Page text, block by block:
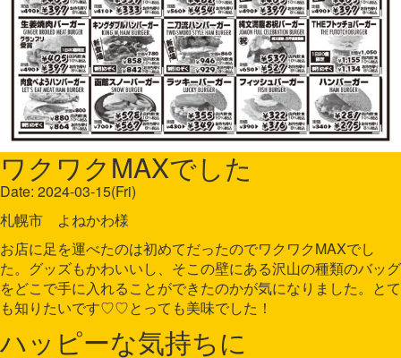
ワクワクMAXでした
Date: 2024-03-15(Fri)
札幌市 よねかわ様
お店に足を運べたのは初めてだったのでワクワクMAXでし
た。グッズもかわいいし、そこの壁にある沢山の種類のバッグ
をどこで手に入れることができたのかが気になりました。とて
も知りたいです♡♡とっても美味でした！
ハッピーな気持ちに